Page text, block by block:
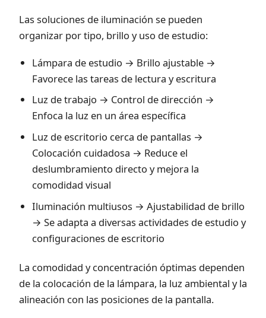
Las soluciones de iluminación se pueden
organizar por tipo, brillo y uso de estudio:
Lámpara de estudio → Brillo ajustable →
Favorece las tareas de lectura y escritura
Luz de trabajo → Control de dirección →
Enfoca la luz en un área específica
Luz de escritorio cerca de pantallas →
Colocación cuidadosa → Reduce el
deslumbramiento directo y mejora la
comodidad visual
Iluminación multiusos → Ajustabilidad de brillo
→ Se adapta a diversas actividades de estudio y
configuraciones de escritorio
La comodidad y concentración óptimas dependen
de la colocación de la lámpara, la luz ambiental y la
alineación con las posiciones de la pantalla.